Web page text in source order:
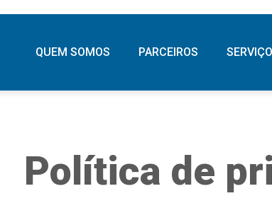
QUEM SOMOS PARCEIROS
Política de